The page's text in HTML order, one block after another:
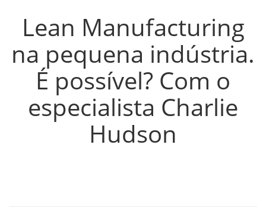
Lean Manufacturing
na pequena indústria.
É possível? Com o
especialista Charlie
Hudson